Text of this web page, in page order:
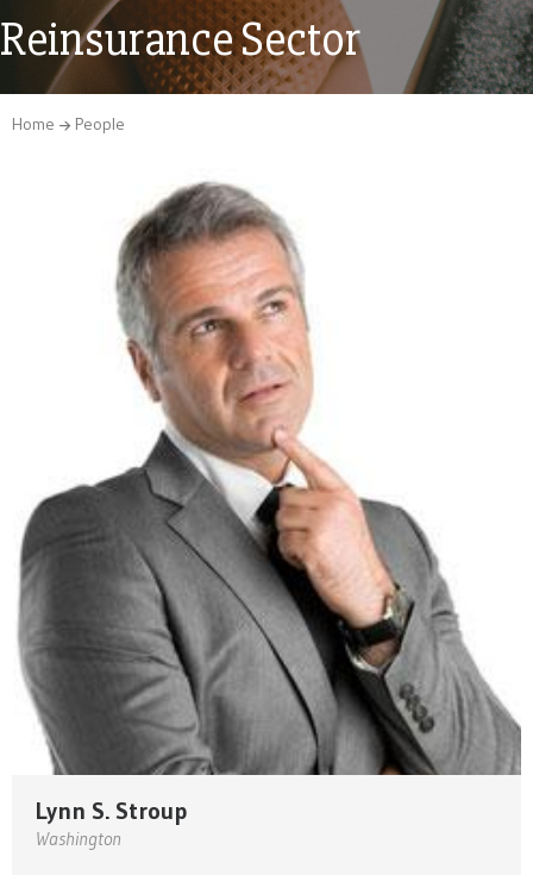
Reinsurance Sector
Home People
Lynn S. Stroup
Washington